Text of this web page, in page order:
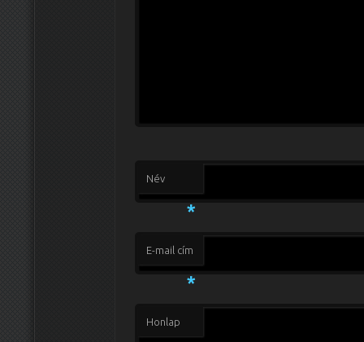
Név
*
E-mail cím
*
Honlap